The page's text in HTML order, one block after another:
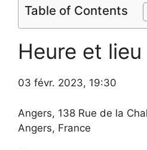
Table of Contents
Heure et lieu
03 févr. 2023, 19:30
Angers, 138 Rue de la
Angers, France